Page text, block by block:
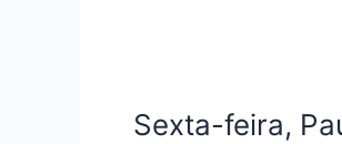
Sexta-feira,